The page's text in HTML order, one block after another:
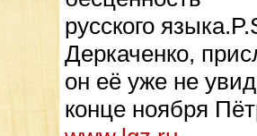
русского
Деркаченко,
он её уже не
конце ноября